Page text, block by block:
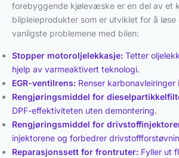
forebyggende kjølevæske er en del av et
bilpleieprodukter som er utviklet for å
vanligste problemene med bilen:
Stopper motoroljelekkasje: Tetter
hjelp av varmeaktivert teknologi.
EGR-ventilrens: Renser
Rengjøringsmiddel for
DPF-effektiviteten uten demontering.
Rengjøringsmiddel for
injektorene og forbedrer
Reparasjonssett for frontruter: Fyller ut